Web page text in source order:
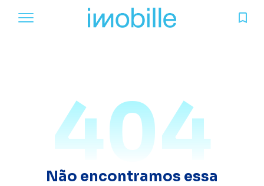
404
Não encontramos essa